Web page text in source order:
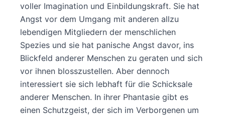
voller Imagination und Einbildungskraft. Sie hat
Angst vor dem Umgang mit anderen allzu
lebendigen Mitgliedern der menschlichen
Spezies und sie hat panische Angst davor, ins
Blickfeld anderer Menschen zu geraten und sich
vor ihnen blosszustellen. Aber dennoch
interessiert sie sich lebhaft für die Schicksale
anderer Menschen. In ihrer Phantasie gibt es
einen Schutzgeist, der sich im Verborgenen um